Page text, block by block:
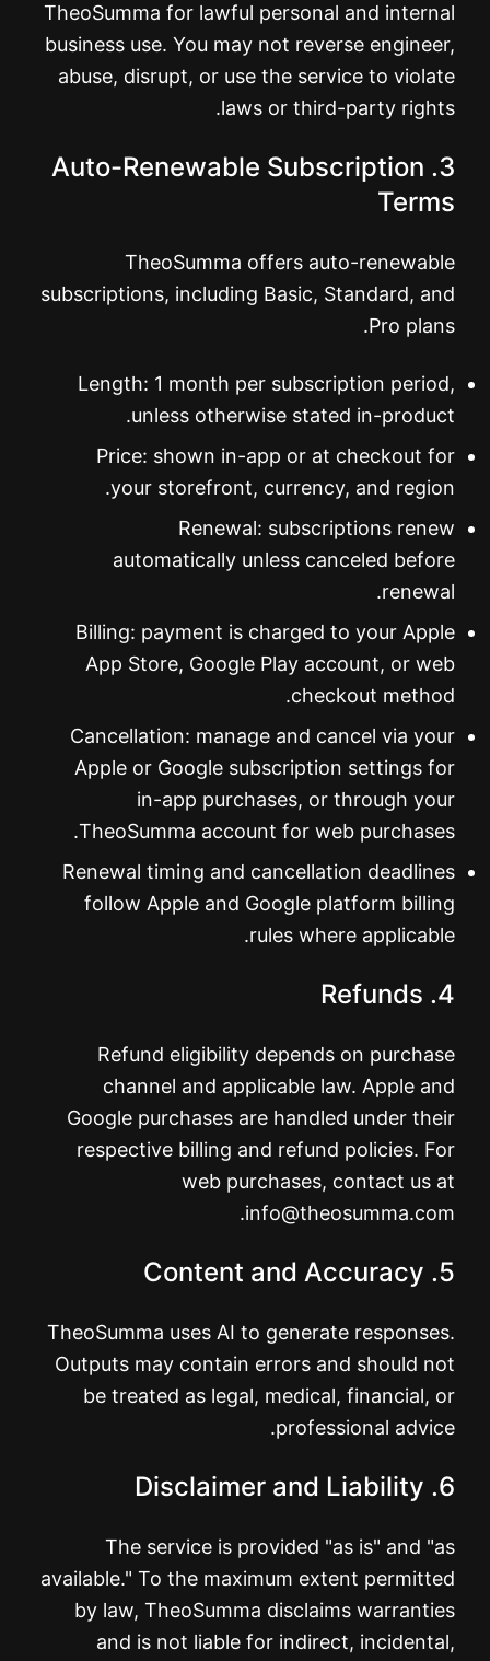
TheoSumma for lawful personal and internal
business use. You may not reverse engineer,
abuse, disrupt, or use the service to violate
laws or third-party rights.
3. Auto-Renewable Subscription
Terms
TheoSumma offers auto-renewable
subscriptions, including Basic, Standard, and
Pro plans.
Length: 1 month per subscription period,
unless otherwise stated in-product.
Price: shown in-app or at checkout for
your storefront, currency, and region.
Renewal: subscriptions renew
automatically unless canceled before
renewal.
Billing: payment is charged to your Apple
App Store, Google Play account, or web
checkout method.
Cancellation: manage and cancel via your
Apple or Google subscription settings for
in-app purchases, or through your
TheoSumma account for web purchases.
Renewal timing and cancellation deadlines
follow Apple and Google platform billing
rules where applicable.
4. Refunds
Refund eligibility depends on purchase
channel and applicable law. Apple and
Google purchases are handled under their
respective billing and refund policies. For
web purchases, contact us at
info@theosumma.com
.
5. Content and Accuracy
TheoSumma uses AI to generate responses.
Outputs may contain errors and should not
be treated as legal, medical, financial, or
professional advice.
6. Disclaimer and Liability
The service is provided "as is" and "as
available." To the maximum extent permitted
by law, TheoSumma disclaims warranties
and is not liable for indirect, incidental,